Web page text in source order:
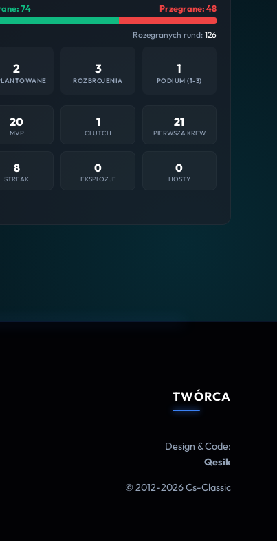
74 Przegrane: 48
Rozegranych rund: 126
2 3
ROZBROJENIA
1
PODIUM (1-3)
20
MVP
1
CLUTCH
21
PIERWSZA KREW
8
STREAK
0
EKSPLOZJE
0
HOSTY
TWÓRCA
Design & Code:
Qesik
© 2012-2026 Cs-Classic